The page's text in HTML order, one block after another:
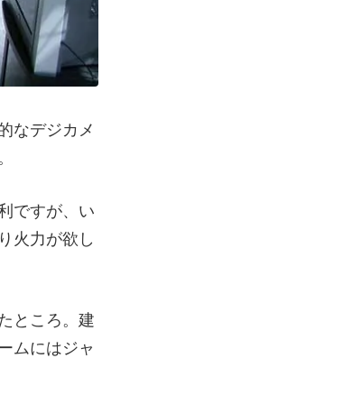
なデジカメ
ですが、い
火力が欲し
ところ。建
ムにはジャ